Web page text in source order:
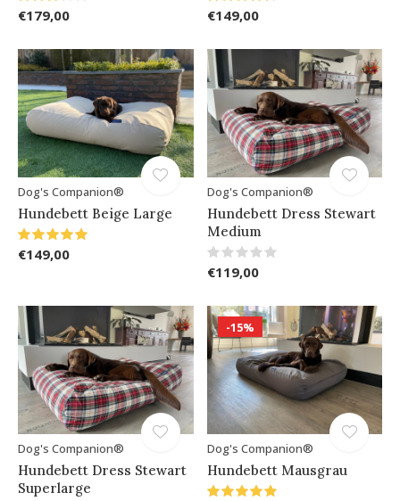
€179,00 €149,00
Dog's Companion®
Hundebett Beige Large
€149,00
Dog's Companion®
Hundebett Dress Stewart
Medium
€119,00
Dog's Companion®
Hundebett Dress Stewart
Superlarge
-15%
Dog's Companion®
Hundebett Mausgrau